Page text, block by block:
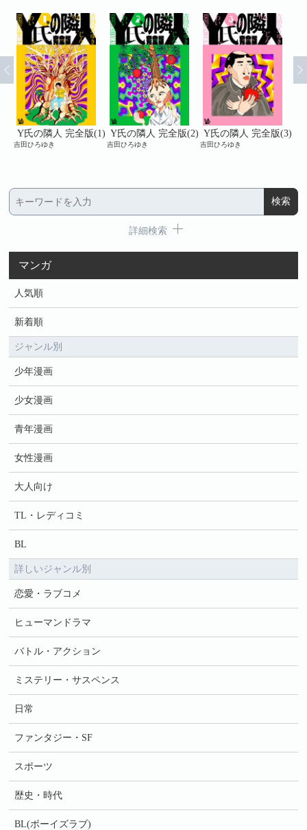
Y氏の隣人 完全版(1)
吉田ひろゆき
Y氏の隣人 完全版(2)
吉田ひろゆき
Y氏の隣人 完全版(3)
吉田ひろゆき
詳細検索
マンガ
人気順
新着順
ジャンル別
少年漫画
少女漫画
青年漫画
女性漫画
大人向け
TL・レディコミ
BL
詳しいジャンル別
恋愛・ラブコメ
ヒューマンドラマ
バトル・アクション
ミステリー・サスペンス
日常
ファンタジー・SF
スポーツ
歴史・時代
BL(ボーイズラブ)